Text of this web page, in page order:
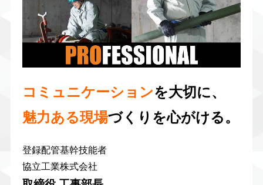
コミュニケーションを大切に、
魅力ある現場づくりを心がける。
登録配管基幹技能者
協立工業株式会社